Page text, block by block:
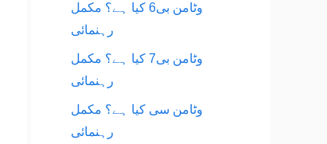
وٹامن بی6 کیا ہے؟ مکمل
رہنمائی
وٹامن بی7 کیا ہے؟ مکمل
رہنمائی
وٹامن سی کیا ہے؟ مکمل
رہنمائی